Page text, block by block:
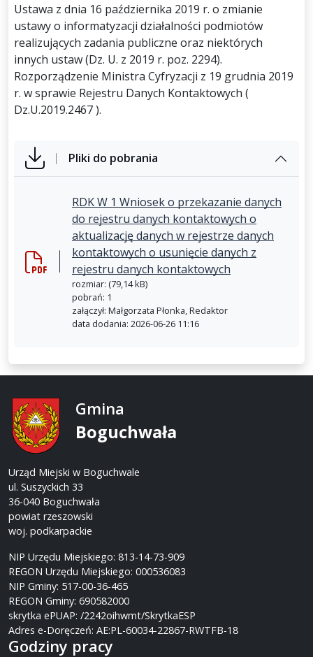
Ustawa z dnia 16 października 2019 r. o zmianie
ustawy o informatyzacji działalności podmiotów
realizujących zadania publiczne oraz niektórych
innych ustaw (Dz. U. z 2019 r. poz. 2294).
Rozporządzenie Ministra Cyfryzacji z 19 grudnia 2019
r. w sprawie Rejestru Danych Kontaktowych (
Dz.U.2019.2467 ).
Pliki do pobrania
RDK W 1 Wniosek o przekazanie danych
do rejestru danych kontaktowych o
aktualizację danych w rejestrze danych
kontaktowych o usunięcie danych z
rejestru danych kontaktowych
rozmiar: (79,14 kB)
pobrań: 1
załączył: Małgorzata Płonka, Redaktor
data dodania: 2026-06-26 11:16
Gmina
Boguchwała
Urząd Miejski w Boguchwale
ul. Suszyckich 33
36-040 Boguchwała
powiat rzeszowski
woj. podkarpackie
NIP Urzędu Miejskiego: 813-14-73-909
REGON Urzędu Miejskiego: 000536083
NIP Gminy: 517-00-36-465
REGON Gminy: 690582000
skrytka ePUAP: /2242oihwmt/SkrytkaESP
Adres e-Doręczeń: AE:PL-60034-22867-RWTFB-18
Godziny pracy